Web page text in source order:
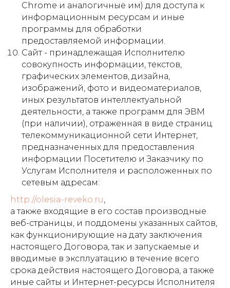
Chrome и аналогичные им) для доступа к
информационным ресурсам и иные
программы для обработки
предоставляемой информации.
Сайт - принадлежащая Исполнителю
совокупность информации, текстов,
графических элементов, дизайна,
изображений, фото и видеоматериалов,
иных результатов интеллектуальной
деятельности, а также программ для ЭВМ
(при наличии), отраженная в виде страниц
телекоммуникационной сети Интернет,
предназначенных для предоставления
информации Посетителю и Заказчику по
Услугам Исполнителя и расположенных по
сетевым адресам:
http://olesia-reveko.ru,
а также входящие в его состав производные
веб-страницы, и поддомены указанных сайтов,
как функционирующие на дату заключения
настоящего Договора, так и запускаемые и
вводимые в эксплуатацию в течение всего
срока действия настоящего Договора, а также
иные сайты и Интернет-ресурсы Исполнителя